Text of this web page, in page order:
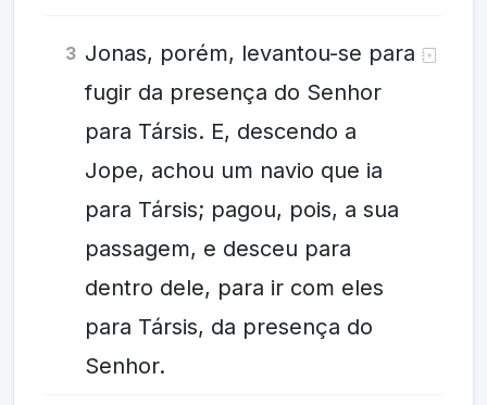
3 Jonas, porém, levantou-se para
fugir da presença do Senhor
para Társis. E, descendo a
Jope, achou um navio que ia
para Társis; pagou, pois, a sua
passagem, e desceu para
dentro dele, para ir com eles
para Társis, da presença do
Senhor.